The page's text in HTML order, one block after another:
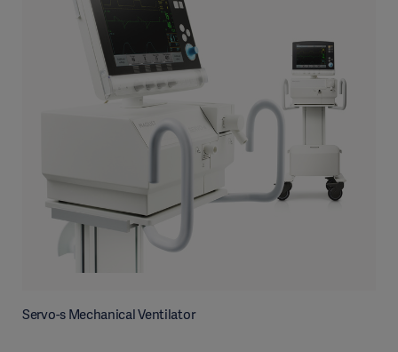
Servo-s Mechanical Ventilator